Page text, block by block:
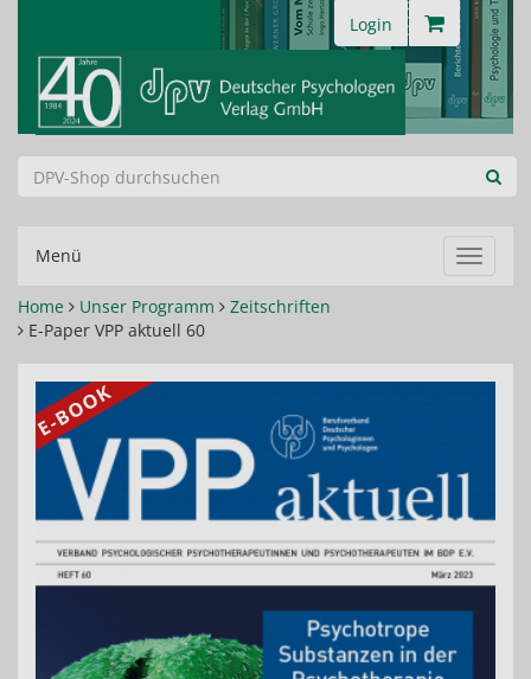
Login
Menü
ein-/
Home
Unser Programm
Zeitschriften
E-Paper VPP aktuell 60